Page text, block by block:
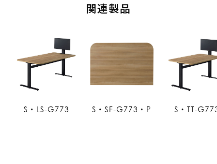
関連製品
S・LS-G773 S・SF-G773・P S・TT-